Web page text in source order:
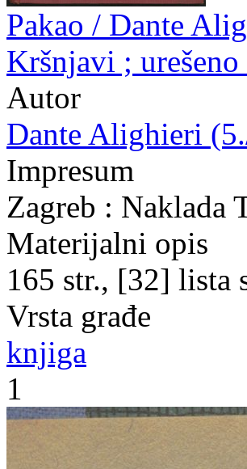
Pakao / Dante
Kršnjavi ;
Autor
Dante Alighieri
Impresum
Zagreb : Naklada
Materijalni opis
165 str., [32] lista
Vrsta građe
knjiga
1